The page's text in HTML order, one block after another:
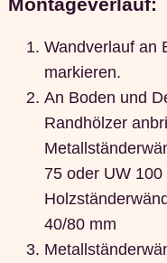
Montageverlauf:
Wandverlauf an
markieren.
An Boden und
Randhölzer
75 oder UW
40/80 mm